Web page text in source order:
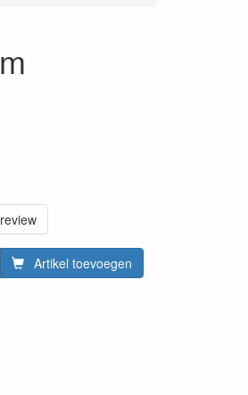
Artikel toevoegen